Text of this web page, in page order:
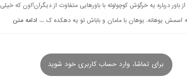
از باور درباره یه خرگوش کوچولوئه با باورهایی متفاوت از دیگران!اون که خیلی
اسمش یوهانه. یوهان با مامان و باباش تو یه دهکده ک ... ادامه متن
برای تماشا، وارد حساب کاربری خود شوید